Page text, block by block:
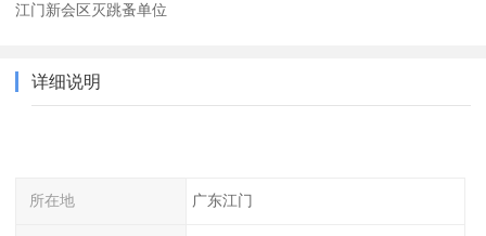
江门新会区灭跳蚤单位
详细说明
所在地 广东江门